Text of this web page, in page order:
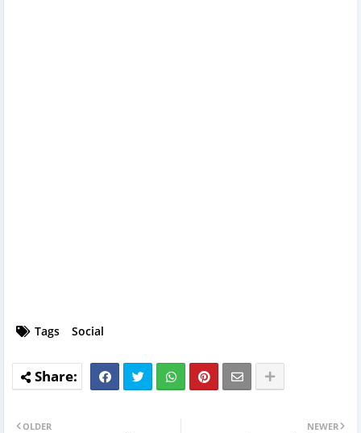
Tags Social
NEWER
OLDER